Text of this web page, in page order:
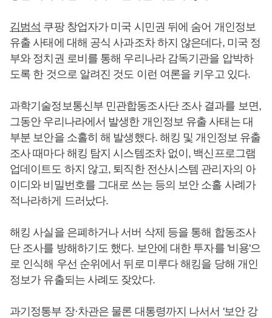
김범석 쿠팡 창업자가 미국 시민권 뒤에 숨어 개인정보
유출 사태에 대해 공식 사과조차 하지 않은데다, 미국 정
부와 정치권 로비를 통해 우리나라 감독기관을 압박하
도록 한 것으로 알려진 것도 이런 여론을 키우고 있다.
과학기술정보통신부 민관합동조사단 조사 결과를 보면,
그동안 우리나라에서 발생한 개인정보 유출 사태는 대
부분 보안을 소홀히 해 발생했다. 해킹 및 개인정보 유출
조사 때마다 해킹 탐지 시스템조차 없이, 백신프로그램
업데이트도 하지 않고, 퇴직한 전산시스템 관리자의 아
이디와 비밀번호를 그대로 쓰는 등의 보안 소홀 사례가
적나라하게 드러났다.
해킹 사실을 은폐하거나 서버 삭제 등을 통해 합동조사
단 조사를 방해하기도 했다. 보안에 대한 투자를 '비용'으
로 인식해 우선 순위에서 뒤로 미루다 해킹을 당해 개인
정보가 유출되는 사례도 잦았다.
과기정통부 장·차관은 물론 대통령까지 나서서 '보안 강